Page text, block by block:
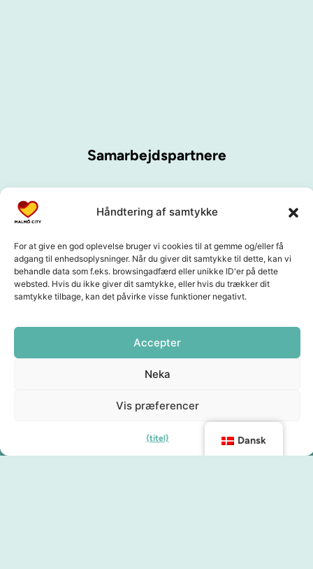
Håndtering af samtykke
For at give en god oplevelse bruger vi cookies til at gemme og/eller få
adgang til enhedsoplysninger. Når du giver dit samtykke til dette, kan vi
behandle data som f.eks. browsingadfærd eller unikke ID'er på dette
websted. Hvis du ikke giver dit samtykke, eller hvis du trækker dit
samtykke tilbage, kan det påvirke visse funktioner negativt.
Accepter
Neka
Vis præferencer
{titel}
Samarbejdspartnere
Dansk